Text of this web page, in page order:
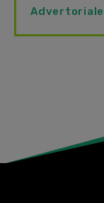
Advertoriale